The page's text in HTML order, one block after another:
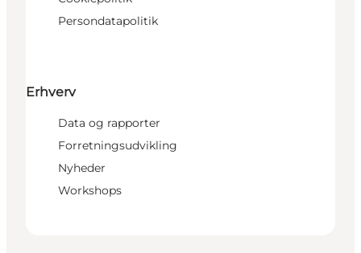
Persondatapolitik
Erhverv
Data og rapporter
Forretningsudvikling
Nyheder
Workshops